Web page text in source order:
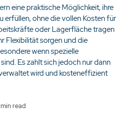
eine praktische Möglichkeit, ihre
erfüllen, ohne die vollen Kosten für
oder Lagerfläche tragen
Flexibilität sorgen und die
wenn spezielle
Es zahlt sich jedoch nur dann
wird und kosteneffizient
min read